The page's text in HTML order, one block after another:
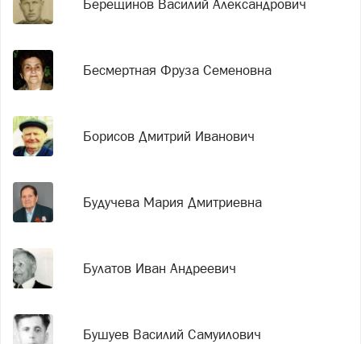
Берещинов Василий Александрович
Бесмертная Фруза Семеновна
Борисов Дмитрий Иванович
Будучева Мария Дмитриевна
Булатов Иван Андреевич
Бушуев Василий Самуилович